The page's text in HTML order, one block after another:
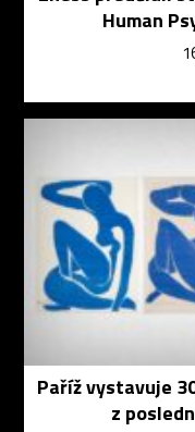
Human
Paříž vystavuje
z